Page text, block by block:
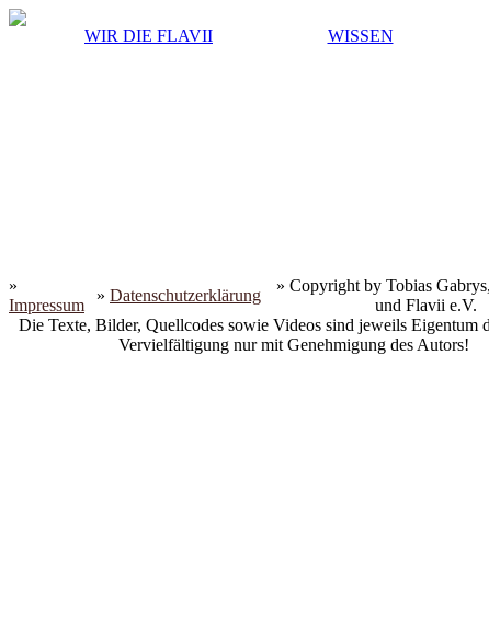
WIR DIE FLAVII WISSEN
»
Impressum
» Copyright by Tobias
und Flavii e.V.
Die Texte, Bilder, Quellcodes sowie Videos sind jeweils Eigentum